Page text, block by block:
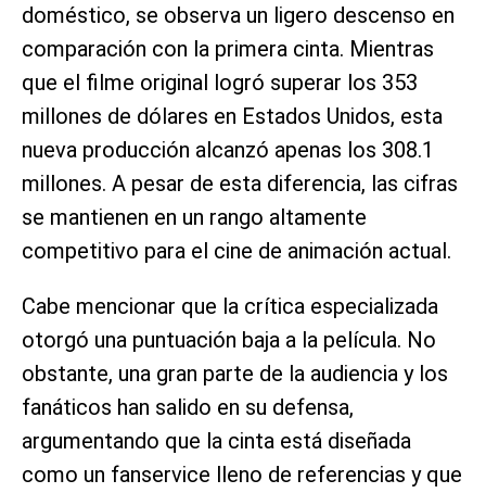
doméstico, se observa un ligero descenso en
comparación con la primera cinta. Mientras
que el filme original logró superar los 353
millones de dólares en Estados Unidos, esta
nueva producción alcanzó apenas los 308.1
millones. A pesar de esta diferencia, las cifras
se mantienen en un rango altamente
competitivo para el cine de animación actual.
Cabe mencionar que la crítica especializada
otorgó una puntuación baja a la película. No
obstante, una gran parte de la audiencia y los
fanáticos han salido en su defensa,
argumentando que la cinta está diseñada
como un fanservice lleno de referencias y que